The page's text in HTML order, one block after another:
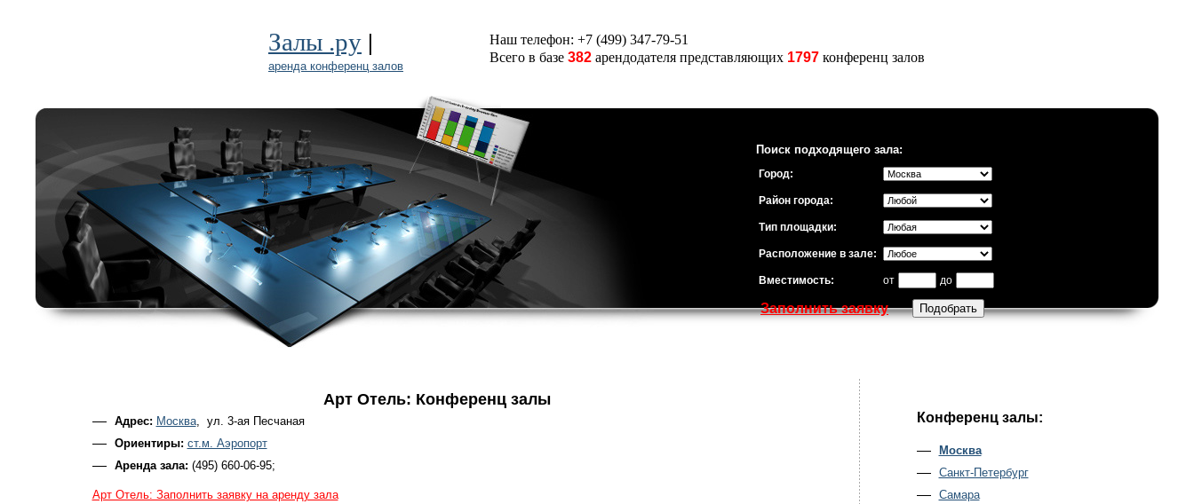
Залы .ру |
аренда конференц залов
Наш телефон: +7 (499) 347-79-51
Всего в базе 382 арендодателя представляющих 1797 конференц залов
Поиск подходящего зала:
Город:
Район города:
Тип площадки:
Расположение в зале:
Вместимость: от до
Заполнить заявку
Арт Отель: Конференц залы
Адрес: Москва, ул. 3-ая Песчаная
Ориентиры: ст.м. Аэропорт
Аренда зала: (495) 660-06-95;
Арт Отель: Заполнить заявку на аренду зала
Конференц залы:
Москва
Санкт-Петербург
Самара